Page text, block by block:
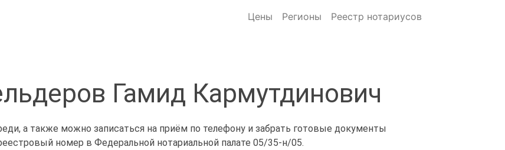
Цены Регионы Реестр нотариусов
Гамид Кармутдинович
а также можно записаться на приём по телефону и забрать готовые документы
номер в Федеральной нотариальной палате 05/35-н/05.